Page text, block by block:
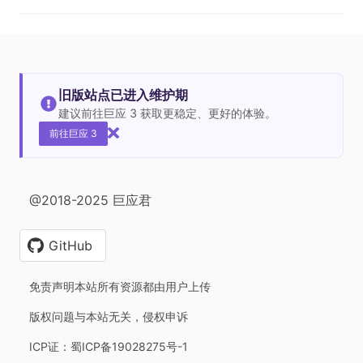
旧版站点已进入维护期
建议前往巨应 3 获取更稳定、更好的体验。
前往巨应 3
@2018-2025 巨应君
GitHub
免责声明本站所有资源都由用户上传
版权问题与本站无关，侵权申诉
ICP证：蜀ICP备19028275号-1